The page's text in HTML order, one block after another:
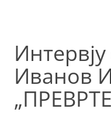
Иванов